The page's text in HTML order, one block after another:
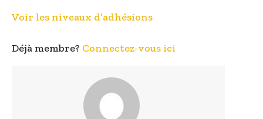
Voir les niveaux d’adhésions
Déjà membre? Connectez-vous ici